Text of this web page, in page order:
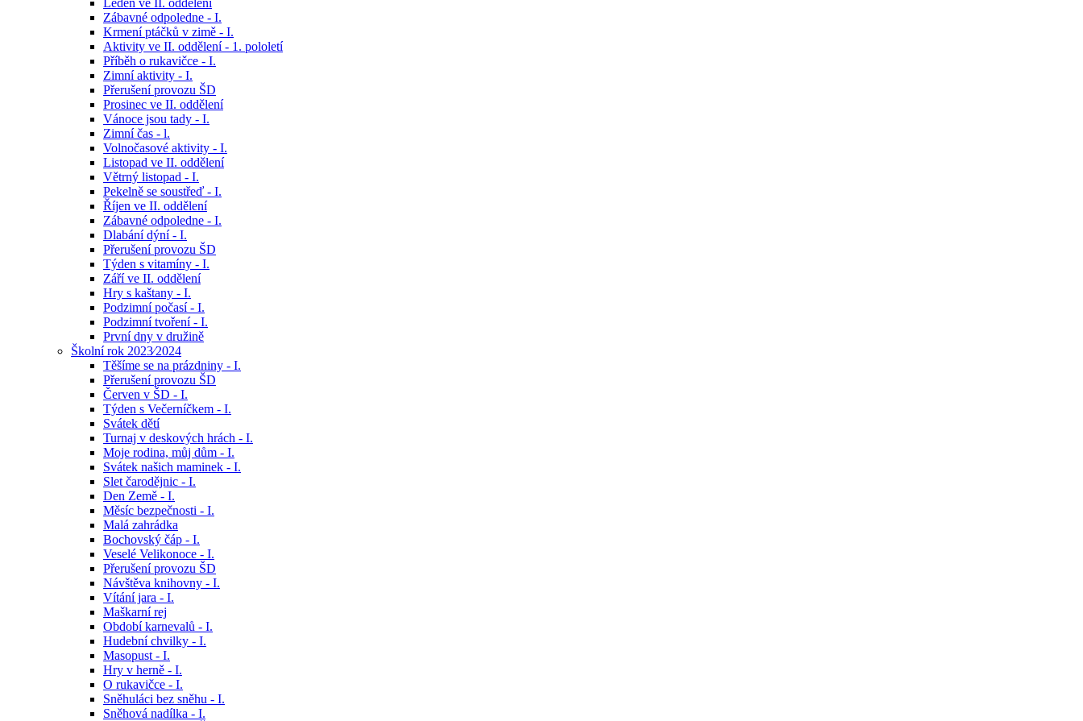
Leden ve II. oddělení
Zábavné odpoledne - I.
Krmení ptáčků v zimě - I.
Aktivity ve II. oddělení - 1. pololetí
Příběh o rukavičce - I.
Zimní aktivity - I.
Přerušení provozu ŠD
Prosinec ve II. oddělení
Vánoce jsou tady - I.
Zimní čas - l.
Volnočasové aktivity - I.
Listopad ve II. oddělení
Větrný listopad - I.
Pekelně se soustřeď - I.
Říjen ve II. oddělení
Zábavné odpoledne - I.
Dlabání dýní - I.
Přerušení provozu ŠD
Týden s vitamíny - I.
Září ve II. oddělení
Hry s kaštany - I.
Podzimní počasí - I.
Podzimní tvoření - I.
První dny v družině
Školní rok 2023⁄2024
Těšíme se na prázdniny - I.
Přerušení provozu ŠD
Červen v ŠD - I.
Týden s Večerníčkem - I.
Svátek dětí
Turnaj v deskových hrách - I.
Moje rodina, můj dům - I.
Svátek našich maminek - I.
Slet čarodějnic - I.
Den Země - I.
Měsíc bezpečnosti - I.
Malá zahrádka
Bochovský čáp - I.
Veselé Velikonoce - I.
Přerušení provozu ŠD
Návštěva knihovny - I.
Vítání jara - I.
Maškarní rej
Období karnevalů - I.
Hudební chvilky - I.
Masopust - I.
Hry v herně - I.
O rukavičce - I.
Sněhuláci bez sněhu - I.
Sněhová nadílka - I.